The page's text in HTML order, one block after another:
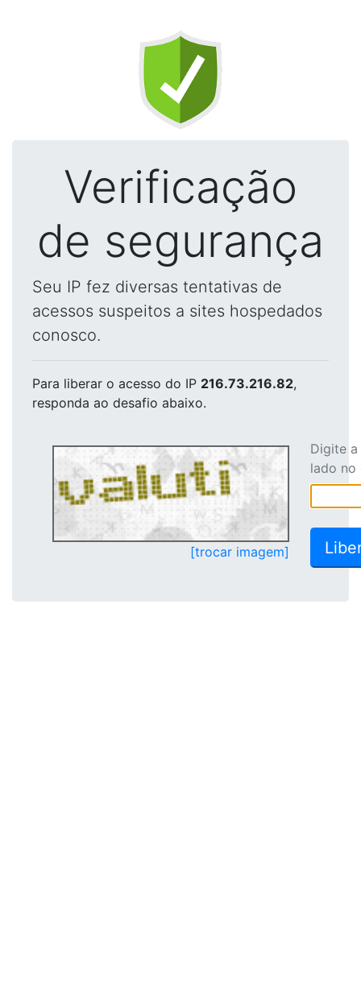
Verificação
de segurança
Seu IP fez diversas tentativas de
acessos suspeitos a sites hospedados
conosco.
Para liberar o acesso do IP 216.73.216.82,
responda ao desafio abaixo.
[trocar imagem]
Digite
lado no